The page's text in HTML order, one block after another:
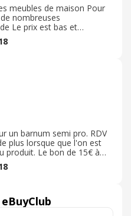
meubles de maison Pour
nombreuses
Le prix est bas et
entrer et de l'acheter et
ne le regretterez pas Tout
l'aimez tous et bonne
:) :) :) :) :) :) :) :) :) :) :) :)
un barnum semi pro. RDV
plus lorsque que l'on est
produit. Le bon de 15€ à
venu. Un site pour faire